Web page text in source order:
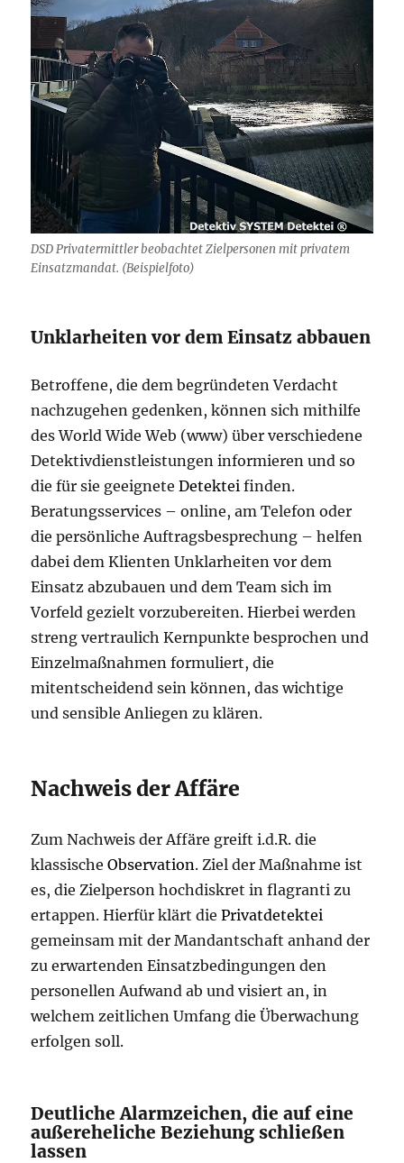
DSD Privatermittler beobachtet Zielpersonen mit privatem
Einsatzmandat. (Beispielfoto)
Unklarheiten vor dem Einsatz abbauen
Betroffene, die dem begründeten Verdacht
nachzugehen gedenken, können sich mithilfe
des World Wide Web (www) über verschiedene
Detektivdienstleistungen informieren und so
die für sie geeigneteDetektei finden.
Beratungsservices – online, am Telefon oder
die persönliche Auftragsbesprechung – helfen
dabei dem Klienten Unklarheiten vor dem
Einsatz abzubauen und dem Team sich im
Vorfeld gezielt vorzubereiten. Hierbei werden
streng vertraulich Kernpunkte besprochen und
Einzelmaßnahmen formuliert, die
mitentscheidend sein können, das wichtige
und sensible Anliegen zu klären.
Nachweis der Affäre
Zum Nachweis der Affäre greift i.d.R. die
klassischeObservation. Ziel der Maßnahme ist
es, die Zielperson hochdiskret in flagranti zu
ertappen. Hierfür klärt diePrivatdetektei
gemeinsam mit der Mandantschaft anhand der
zu erwartenden Einsatzbedingungen den
personellen Aufwand ab und visiert an, in
welchem zeitlichen Umfang die Überwachung
erfolgen soll.
Deutliche Alarmzeichen, die auf eine
außereheliche Beziehung schließen
lassen